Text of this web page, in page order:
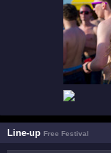
Line-upFree Festival